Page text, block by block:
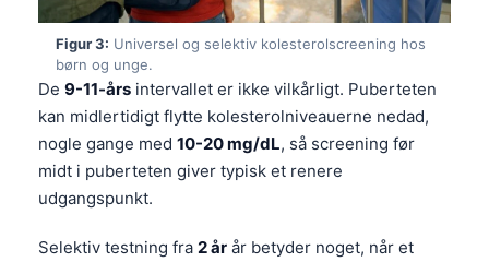
Figur 3: Universel og selektiv kolesterolscreening hos
børn og unge.
De 9-11-års intervallet er ikke vilkårligt. Puberteten
kan midlertidigt flytte kolesterolniveauerne nedad,
nogle gange med 10-20 mg/dL, så screening før
midt i puberteten giver typisk et renere
udgangspunkt.
Selektiv testning fra 2 år år betyder noget, når et